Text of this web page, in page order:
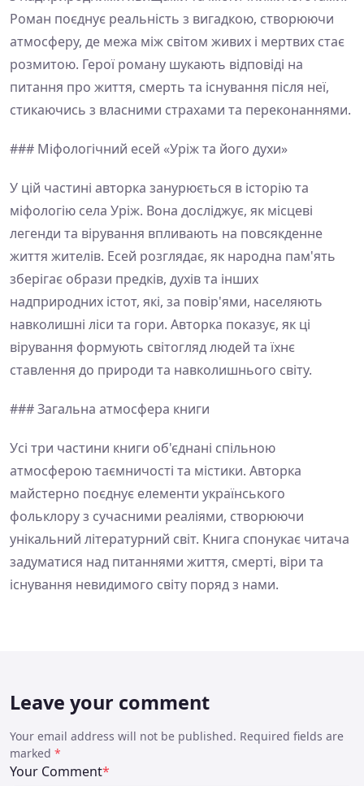
Роман поєднує реальність з вигадкою, створюючи
атмосферу, де межа між світом живих і мертвих стає
розмитою. Герої роману шукають відповіді на
питання про життя, смерть та існування після неї,
стикаючись з власними страхами та переконаннями.
### Міфологічний есей «Уріж та його духи»
У цій частині авторка занурюється в історію та
міфологію села Уріж. Вона досліджує, як місцеві
легенди та вірування впливають на повсякденне
життя жителів. Есей розглядає, як народна пам'ять
зберігає образи предків, духів та інших
надприродних істот, які, за повір'ями, населяють
навколишні ліси та гори. Авторка показує, як ці
вірування формують світогляд людей та їхнє
ставлення до природи та навколишнього світу.
### Загальна атмосфера книги
Усі три частини книги об'єднані спільною
атмосферою таємничості та містики. Авторка
майстерно поєднує елементи українського
фольклору з сучасними реаліями, створюючи
унікальний літературний світ. Книга спонукає читача
задуматися над питаннями життя, смерті, віри та
існування невидимого світу поряд з нами.
Leave your comment
Your email address will not be published. Required fields are
marked *
Your Comment*